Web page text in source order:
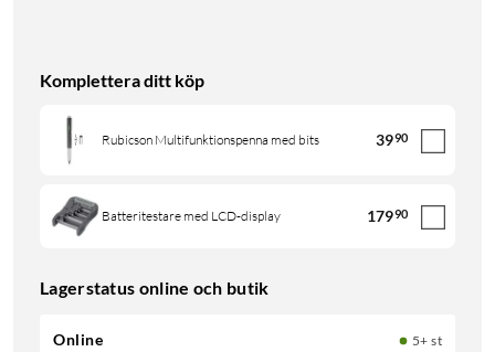
Komplettera ditt köp
Rubicson Multifunktionspenna med bits 3990
Batteritestare med LCD-display 17990
Lagerstatus online och butik
Online
5+ st